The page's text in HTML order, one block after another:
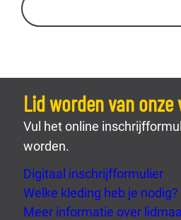
Lid worden van onze
Vul het online
worden.
Digitaal inschrijfformulier
Welke kleding heb je nodig?
Meer informatie over